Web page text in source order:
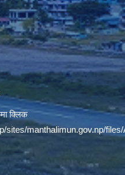
क्लिक
sites/manthalimun.gov.np/